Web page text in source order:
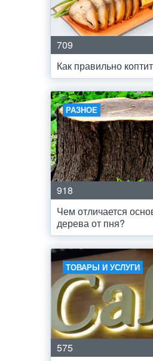
709
Как правильно
РАЗНОЕ
918
Чем отличается
дерева от пня?
ТОВАРЫ И УСЛУГИ
575